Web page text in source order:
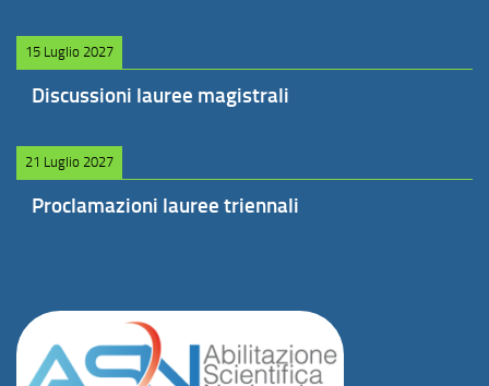
15 Luglio 2027
Discussioni lauree magistrali
21 Luglio 2027
Proclamazioni lauree triennali